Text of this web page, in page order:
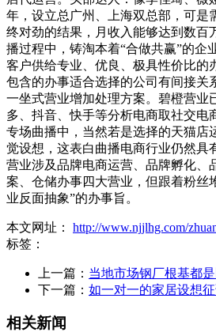
年，设立总广州、上海双总部，可是
终对劲的结果，月收入能够达到数百
播过程中，铸淘本着“合做共赢”的企
客户供给专业、优良、极具性价比的
包含的办事适合选择的公司有间接关
一坐式营业增加处理方案。碧橙营业
多、抖音、快手等分析电商取社交电
专场曲播中，当然若是选择的天猫店
觉设想，这表白曲播电商行业仍然具
营业涉及品牌电商运营、品牌孵化、
案、仓储办事四大营业，但跟着粉丝
业反面抽象”的办事旨。
本文网址： http://www.njjlhg.com/
标签：
上一篇： 当地市场钢厂根基都
下一篇： 如一对一的家居设想
相关新闻